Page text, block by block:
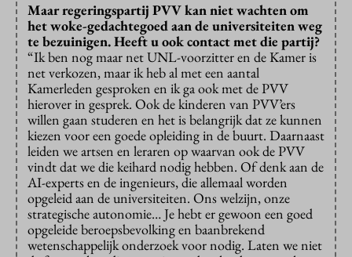
Maar regeringspartij PVV kan niet wachten om
het woke-gedachtegoed aan de universiteiten weg
te bezuinigen. Heeft u ook contact met die partij?
“Ik ben nog maar net UNL-voorzitter en de Kamer is
net verkozen, maar ik heb al met een aantal
Kamerleden gesproken en ik ga ook met de PVV
hierover in gesprek. Ook de kinderen van PVV’ers
willen gaan studeren en het is belangrijk dat ze kunnen
kiezen voor een goede opleiding in de buurt. Daarnaast
leiden we artsen en leraren op waarvan ook de PVV
vindt dat we die keihard nodig hebben. Of denk aan de
AI-experts en de ingenieurs, die allemaal worden
opgeleid aan de universiteiten. Ons welzijn, onze
strategische autonomie… Je hebt er gewoon een goed
opgeleide beroepsbevolking en baanbrekend
wetenschappelijk onderzoek voor nodig. Laten we niet